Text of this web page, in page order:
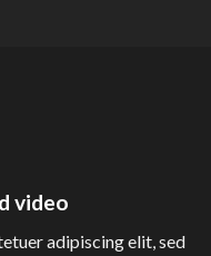
video
adipiscing elit, sed